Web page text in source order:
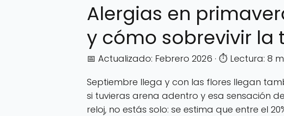
Alergias en
y cómo sobrevivir
📅 Actualizado: Febrero 2026 · ⏱️ Lectura: 8
Septiembre llega y con las flores llegan
si tuvieras arena adentro y esa sensación
reloj, no estás solo: se estima que entre el